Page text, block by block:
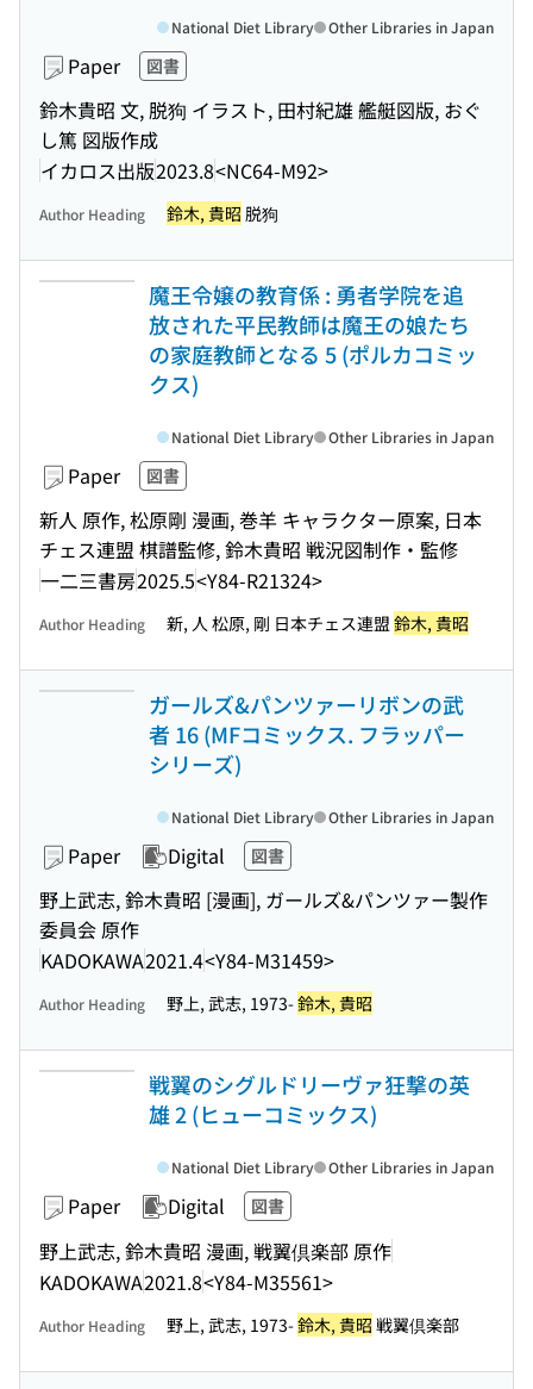
Paper 図書
鈴木貴昭 文, 脱狗 イラスト, 田村紀雄 艦艇図版, おぐ
し篤 図版作成
イカロス出版2023.8<NC64-M92>
National Diet Library Other Libraries in Japan
Author Heading 鈴木, 貴昭 脱狗
魔王令嬢の教育係 : 勇者学院を追
放された平民教師は魔王の娘たち
の家庭教師となる 5 (ポルカコミッ
クス)
Paper 図書
新人 原作, 松原剛 漫画, 巻羊 キャラクター原案, 日本
チェス連盟 棋譜監修, 鈴木貴昭 戦況図制作・監修
一二三書房2025.5<Y84-R21324>
National Diet Library Other Libraries in Japan
Author Heading 新, 人 松原, 剛 日本チェス連盟 鈴木, 貴昭
ガールズ&パンツァーリボンの武
者 16 (MFコミックス. フラッパー
シリーズ)
Paper Digital 図書
野上武志, 鈴木貴昭 [漫画], ガールズ&パンツァー製作
委員会 原作
KADOKAWA2021.4<Y84-M31459>
National Diet Library Other Libraries in Japan
Author Heading 野上, 武志, 1973-鈴木, 貴昭
戦翼のシグルドリーヴァ狂撃の英
雄 2 (ヒューコミックス)
Paper Digital 図書
野上武志, 鈴木貴昭 漫画, 戦翼倶楽部 原作
KADOKAWA2021.8<Y84-M35561>
National Diet Library Other Libraries in Japan
Author Heading 野上, 武志, 1973-鈴木, 貴昭 戦翼倶楽部